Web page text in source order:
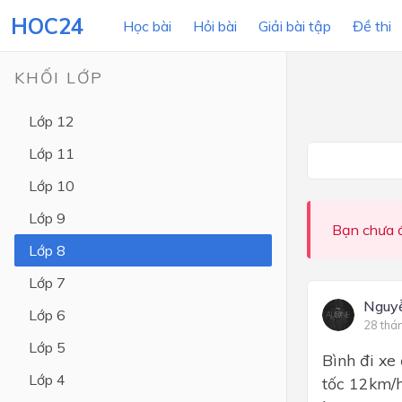
HOC24 Học bài Hỏi bài Giải bài tập Đề thi
Lớp 10
Lớp 9
KHỐI LỚP
Lớp 12
Lớp 11
Lớp 10
Lớp 9
Lớp 8
Lớp 7
Lớp 6
Lớp 5
Lớp 4
Bạn chưa
28
Bình đi xe
tốc 12km/